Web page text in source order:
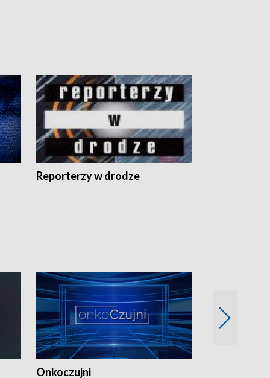
Reporterzy w drodze
Onkoczujni